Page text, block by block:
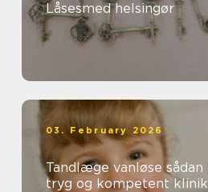
Låsesmed helsingør
03. February 2026
Tandlæge vanløse sådan finder du en
tryg og kompetent klinik